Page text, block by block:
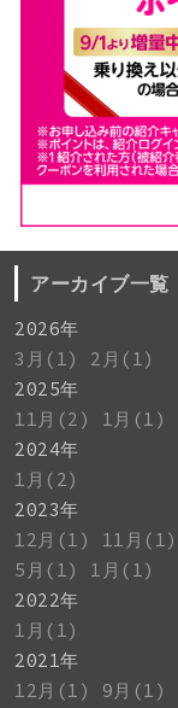
アーカイブ一覧
2026年
3月(1)
2月(1)
2025年
11月(2)
1月(1)
2024年
1月(2)
2023年
12月(1)
11月(1)
5月(1)
1月(1)
2022年
1月(1)
2021年
12月(1)
9月(1)